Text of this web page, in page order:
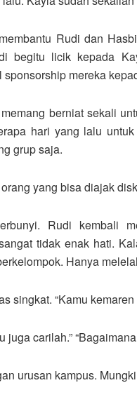
Rudi dan
begitu licik kepada
mereka
berniat sekali
hari yang lalu untuk
grup saja.
yang bisa diajak
Rudi kembali
tidak enak hati.
Hanya
singkat. “Kamu
juga carilah.”
urusan kampus.